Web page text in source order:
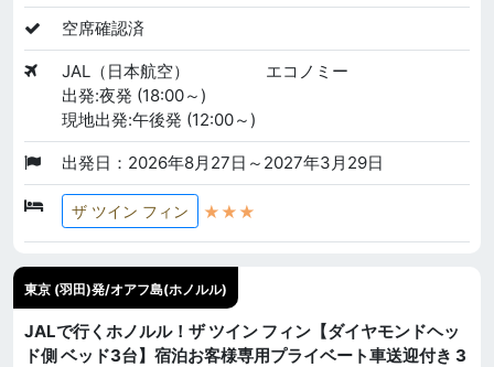
空席確認済
JAL（日本航空）
エコノミー
出発:夜発 (18:00～)
現地出発:午後発 (12:00～)
出発日：2026年8月27日～2027年3月29日
ザ ツイン フィン ★★★
東京 (羽田)発/オアフ島(ホノルル)
JALで行くホノルル！ザ ツイン フィン【ダイヤモンドヘッ
ド側 ベッド3台】宿泊お客様専用プライベート車送迎付き 3